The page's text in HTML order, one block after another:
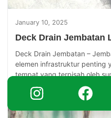
January 10, 2025
Deck Drain Jembatan
Deck Drain Jembatan –
elemen infrastruktur penting
tempat yang terpisah oleh